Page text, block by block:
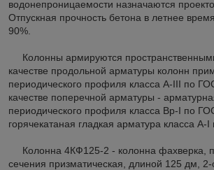
водонепроницаемости назначаются
Отпускная прочность бетона в летнее
90%.
Колонны армируются
качестве продольной арматуры колонн
периодического профиля класса A-III по
качестве поперечной арматуры -
периодического профиля класса Вр-I по
горячекатаная гладкая арматура класса
Колонна 4КФ125-2 - колонна фахверка,
сечения призматическая, длиной 125 дм,